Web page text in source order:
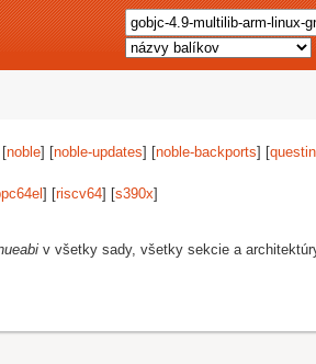
noble] [noble-updates] [noble-backports] [
] [riscv64] [s390x]
v všetky sady, všetky sekcie a